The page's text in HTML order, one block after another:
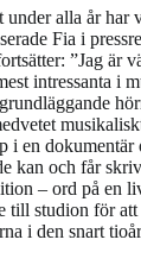
alla år har
Fia i
”Jag är
intressanta i
i en
kan och får
– ord på en
till studion för
i den snart